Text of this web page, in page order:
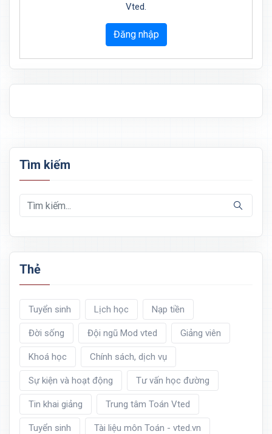
Vted.
Đăng nhập
Tìm kiếm
Thẻ
Tuyển sinh Lịch học Nạp tiền
Đời sống Đội ngũ Mod vted Giảng viên
Khoá học Chính sách, dịch vụ
Sự kiện và hoạt động Tư vấn học đường
Tin khai giảng Trung tâm Toán Vted
Tuyển sinh Tài liệu môn Toán - vted.vn